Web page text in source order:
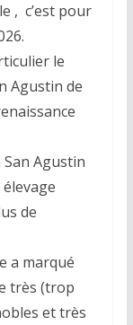
, c’est pour
le
Agustin de
Agustin
de
a marqué
très (trop
et très